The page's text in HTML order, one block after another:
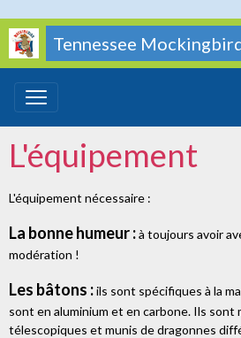
Tennessee
L'équipement
L'équipement nécessaire :
La bonne humeur :à toujours avoir
modération !
Les bâtons :ils sont spécifiques à la
sont en aluminium et en carbone. Ils sont
télescopiques et munis de dragonnes